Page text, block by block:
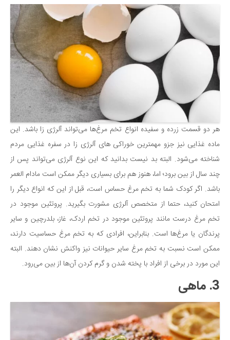
هر دو قسمت زرده و سفیده انواع تخم مرغ‌ها می‌تواند آلرژی زا باشد. این
ماده غذایی نیز جزو مهمترین خوراکی های آلرژی زا در سفره غذایی مردم
شناخته می‌شود. البته بد نیست بدانید که این نوع آلرژی می‌تواند پس از
چند سال از بین برود؛ اما، هنوز هم برای بسیاری دیگر ممکن است مادام العمر
باشد. اگر کودک شما به تخم مرغ حساس است، قبل از این که انواع دیگر را
امتحان کنید، حتما از متخصص آلرژی مشورت بگیرید. پروتئین موجود در
تخم مرغ درست مانند پروتئین موجود در تخم اردک، غاز، بلدرچین و سایر
پرندگان یا مرغ‌ها است. بنابراین، افرادی که به تخم مرغ حساسیت دارند،
ممکن است نسبت به تخم مرغ سایر حیوانات نیز واکنش نشان دهند. البته
این مورد در برخی از افراد با پخته شدن و گرم کردن آن‌ها از بین می‌رود.
3. ماهی